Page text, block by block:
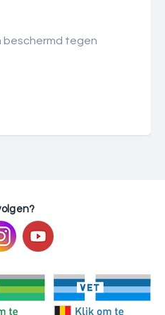
beschermd tegen